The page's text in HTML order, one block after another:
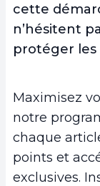
cette
n’hésitent
protéger
Maximisez
notre
chaque
points et
exclusives.